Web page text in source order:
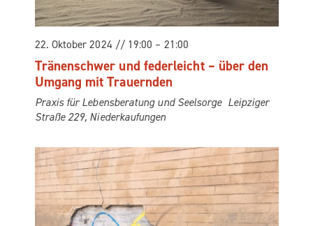
22. Okto­ber 2024 // 19:00 – 21:00
Trä­nen­schwer und feder­leicht – über den
Umgang mit Trauernden
Pra­xis für Lebens­be­ra­tung und Seelsorge Leip­zi­ger
Stra­ße 229, Niederkaufungen